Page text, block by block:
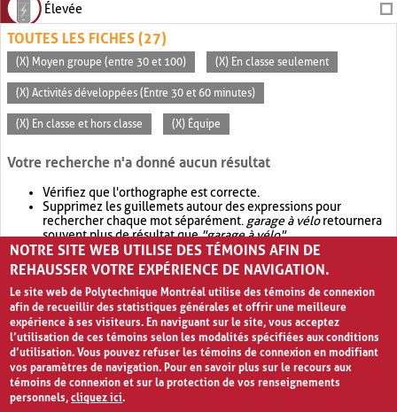
Élevée
TOUTES LES FICHES (27)
(X) Moyen groupe (entre 30 et 100) (X) En classe seulement
(X) Activités développées (Entre 30 et 60 minutes)
(X) En classe et hors classe (X) Équipe
Votre recherche n'a donné aucun résultat
Vérifiez que l'orthographe est correcte.
Supprimez les guillemets autour des expressions pour
rechercher chaque mot séparément. garage à véloretournera
souvent plus de résultat que"garage à vélo".
Envisagez d'élargir votre recherche avec OR.garage OR vélo
retournera souvent plus de résultat quegarage à vélo
NOTRE SITE WEB UTILISE DES TÉMOINS AFIN DE
REHAUSSER VOTRE EXPÉRIENCE DE NAVIGATION.
Le site web de Polytechnique Montréal utilise des témoins de connexion
afin de recueillir des statistiques générales et offrir une meilleure
expérience à ses visiteurs. En naviguant sur le site, vous acceptez
l’utilisation de ces témoins selon les modalités spécifiées aux conditions
d’utilisation. Vous pouvez refuser les témoins de connexion en modifiant
vos paramètres de navigation. Pour en savoir plus sur le recours aux
témoins de connexion et sur la protection de vos renseignements
personnels,cliquez ici.